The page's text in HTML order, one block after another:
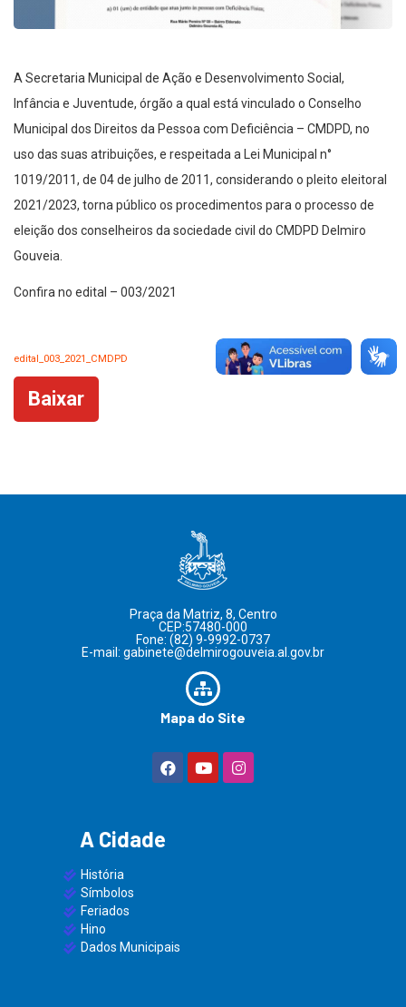
A Secretaria Municipal de Ação e Desenvolvimento Social,
Infância e Juventude, órgão a qual está vinculado o Conselho
Municipal dos Direitos da Pessoa com Deficiência – CMDPD, no
uso das suas atribuições, e respeitada a Lei Municipal n°
1019/2011, de 04 de julho de 2011, considerando o pleito eleitoral
2021/2023, torna público os procedimentos para o processo de
eleição dos conselheiros da sociedade civil do CMDPD Delmiro
Gouveia.
Confira no edital – 003/2021
edital_003_2021_CMDPD
Baixar
Praça da Matriz, 8, Centro
CEP:57480-000
Fone: (82) 9-9992-0737
E-mail: gabinete@delmirogouveia.al.gov.br
Mapa do Site
A Cidade
História
Símbolos
Feriados
Hino
Dados Municipais